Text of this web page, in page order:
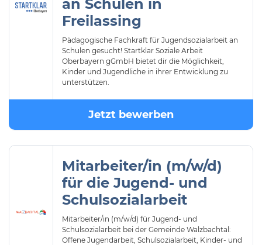
an Schulen in
Freilassing
Pädagogische Fachkraft für Jugendsozialarbeit an
Schulen gesucht! Startklar Soziale Arbeit
Oberbayern gGmbH bietet dir die Möglichkeit,
Kinder und Jugendliche in ihrer Entwicklung zu
unterstützen.
Jetzt bewerben
Mitarbeiter/in (m/w/d)
für die Jugend- und
Schulsozialarbeit
Mitarbeiter/in (m/w/d) für Jugend- und
Schulsozialarbeit bei der Gemeinde Walzbachtal:
Offene Jugendarbeit, Schulsozialarbeit, Kinder- und